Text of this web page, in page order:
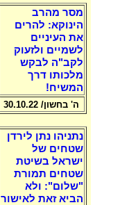
מסר מהרב
הינוקא: להרים
את העיניים
לשמיים ולזעוק
לקב"ה לבקש
מלכותו דרך
המשיח!
ה' בחשון/ 30.10.22
נתניהו נתן לירדן
שטחים של
ישראל בשיטת
שטחים תמורת
"שלום": ולא
הביא זאת לאישור